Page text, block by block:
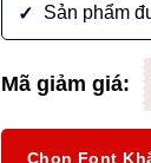
Viết
Mượt
Ngày
lượng
Sản phẩm
Mã giảm giá:
Chọn Font